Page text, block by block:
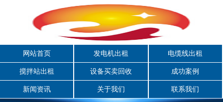
网站首页 发电机出租 电缆线出租
搅拌站出租 设备买卖回收 成功案例
新闻资讯 关于我们 联系我们